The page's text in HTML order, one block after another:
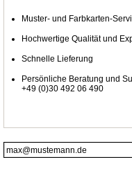
Muster- und Farbkarten-
Hochwertige Qualität und
Schnelle Lieferung
Persönliche Beratung und
+49 (0)30 492 06 490